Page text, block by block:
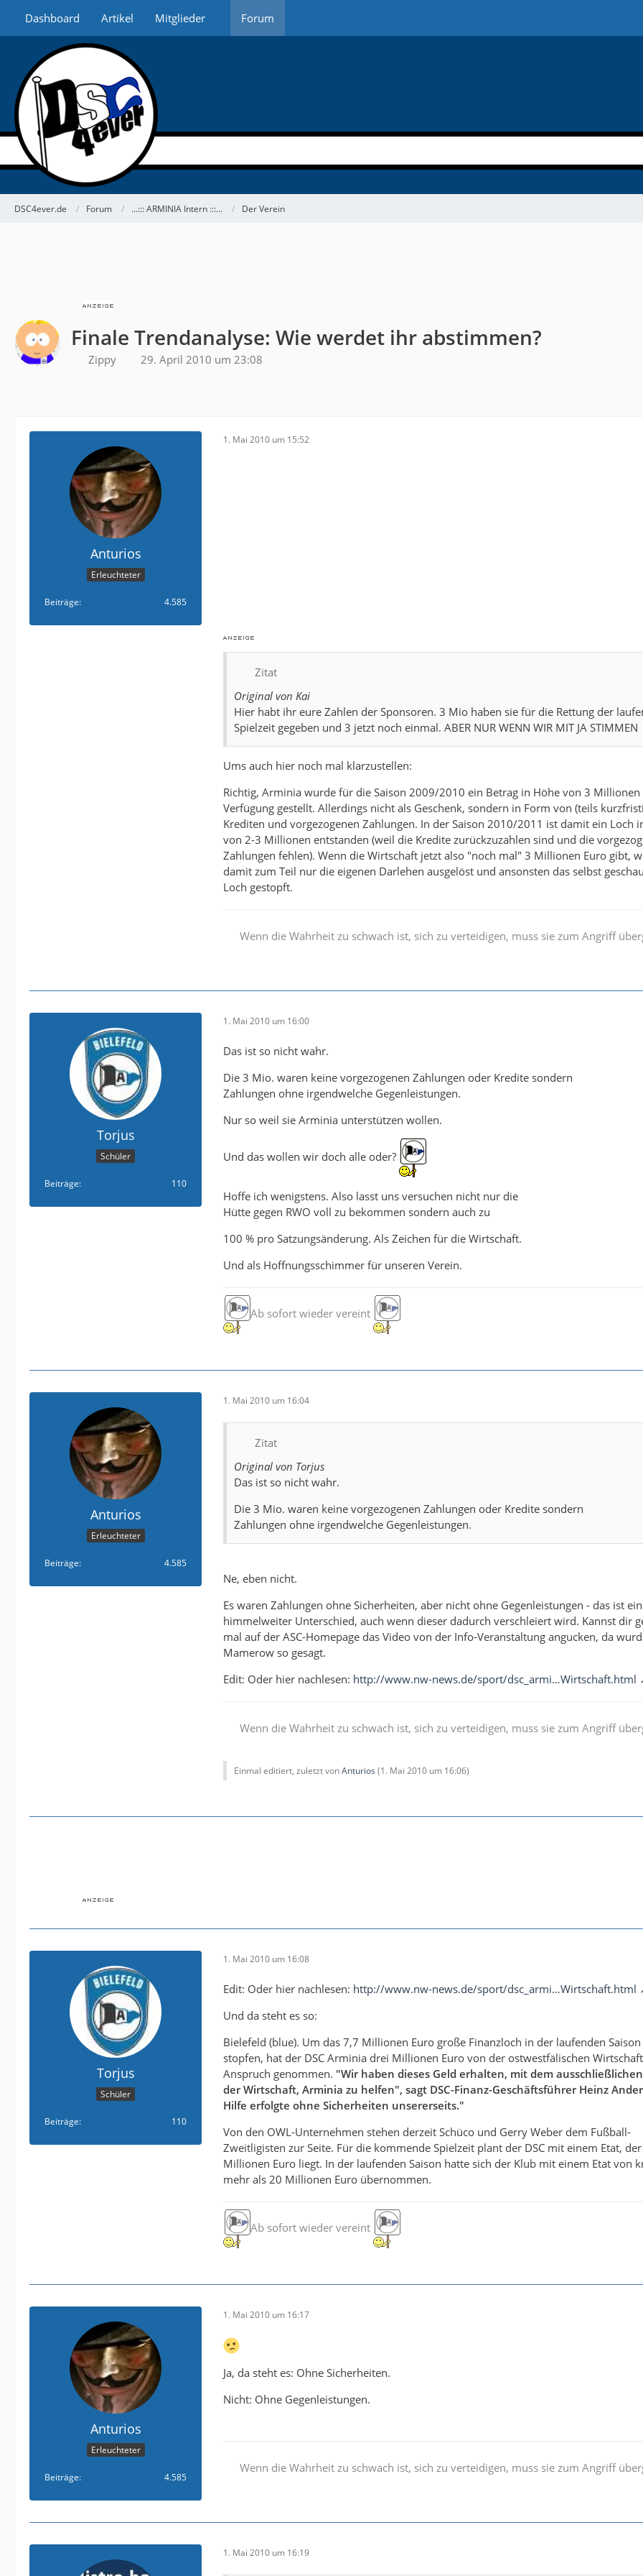
Dashboard Artikel Mitglieder Forum
DSC4ever.de Forum ...::: ARMINIA Intern :::... Der Verein
Finale Trendanalyse: Wie werdet ihr abstimmen?
Zippy 29. April 2010 um 23:08
Anturios
Erleuchteter
Beiträge 4.585
1. Mai 2010 um 15:52
Zitat
Original von Kai
Hier habt ihr eure Zahlen der Sponsoren. 3 Mio haben sie für die Rettung der
Spielzeit gegeben und 3 jetzt noch einmal. ABER NUR WENN WIR MIT JA STIMMEN
Ums auch hier noch mal klarzustellen:
Richtig, Arminia wurde für die Saison 2009/2010 ein Betrag in Höhe von 3 Millionen
Verfügung gestellt. Allerdings nicht als Geschenk, sondern in Form von (teils
Krediten und vorgezogenen Zahlungen. In der Saison 2010/2011 ist damit ein Loch
von 2-3 Millionen entstanden (weil die Kredite zurückzuzahlen sind und die
Zahlungen fehlen). Wenn die Wirtschaft jetzt also "noch mal" 3 Millionen Euro gibt,
damit zum Teil nur die eigenen Darlehen ausgelöst und ansonsten das selbst
Loch gestopft.
Wenn die Wahrheit zu schwach ist, sich zu verteidigen, muss sie zum Angriff
Torjus
Schüler
Beiträge 110
1. Mai 2010 um 16:00
Das ist so nicht wahr.
Die 3 Mio. waren keine vorgezogenen Zahlungen oder Kredite sondern
Zahlungen ohne irgendwelche Gegenleistungen.
Nur so weil sie Arminia unterstützen wollen.
Und das wollen wir doch alle oder?
Hoffe ich wenigstens. Also lasst uns versuchen nicht nur die
Hütte gegen RWO voll zu bekommen sondern auch zu
100 % pro Satzungsänderung. Als Zeichen für die Wirtschaft.
Und als Hoffnungsschimmer für unseren Verein.
Ab sofort wieder vereint
Anturios
Erleuchteter
Beiträge 4.585
1. Mai 2010 um 16:04
Zitat
Original von Torjus
Das ist so nicht wahr.
Die 3 Mio. waren keine vorgezogenen Zahlungen oder Kredite sondern
Zahlungen ohne irgendwelche Gegenleistungen.
Ne, eben nicht.
Es waren Zahlungen ohne Sicherheiten, aber nicht ohne Gegenleistungen - das ist ein
himmelweiter Unterschied, auch wenn dieser dadurch verschleiert wird. Kannst dir
mal auf der ASC-Homepage das Video von der Info-Veranstaltung angucken, da
Mamerow so gesagt.
Edit: Oder hier nachlesen: http://www.nw-news.de/sport/dsc_armi…Wirtschaft.html
Wenn die Wahrheit zu schwach ist, sich zu verteidigen, muss sie zum Angriff
Einmal editiert, zuletzt vonAnturios (1. Mai 2010 um 16:06)
Torjus
Schüler
Beiträge 110
1. Mai 2010 um 16:08
Edit: Oder hier nachlesen: http://www.nw-news.de/sport/dsc_armi…Wirtschaft.html
Und da steht es so:
Bielefeld (blue). Um das 7,7 Millionen Euro große Finanzloch in der laufenden Saison
stopfen, hat der DSC Arminia drei Millionen Euro von der ostwestfälischen
Anspruch genommen. "Wir haben dieses Geld erhalten, mit dem
der Wirtschaft, Arminia zu helfen", sagt DSC-Finanz-Geschäftsführer Heinz
Hilfe erfolgte ohne Sicherheiten unsererseits."
Von den OWL-Unternehmen stehen derzeit Schüco und Gerry Weber dem Fußball-
Zweitligisten zur Seite. Für die kommende Spielzeit plant der DSC mit einem Etat,
Millionen Euro liegt. In der laufenden Saison hatte sich der Klub mit einem Etat von
mehr als 20 Millionen Euro übernommen.
Ab sofort wieder vereint
Anturios
Erleuchteter
Beiträge 4.585
1. Mai 2010 um 16:17
Ja, da steht es: Ohne Sicherheiten.
Nicht: Ohne Gegenleistungen.
Wenn die Wahrheit zu schwach ist, sich zu verteidigen, muss sie zum Angriff
1. Mai 2010 um 16:19